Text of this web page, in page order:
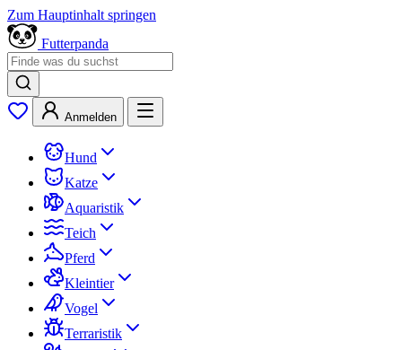
Zum Hauptinhalt springen
Futterpanda
Anmelden
Hund
Katze
Aquaristik
Teich
Pferd
Kleintier
Vogel
Terraristik